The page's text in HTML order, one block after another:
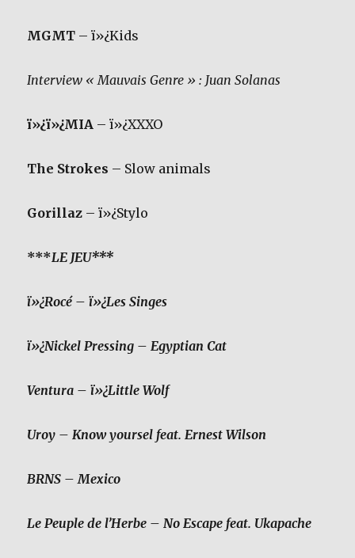
MGMT – ï»¿Kids
Interview « Mauvais Genre » : Juan Solanas
ï»¿ï»¿MIA – ï»¿XXXO
The Strokes – Slow animals
Gorillaz – ï»¿Stylo
***LE JEU***
ï»¿Rocé– ï»¿Les Singes
ï»¿Nickel Pressing – Egyptian Cat
Ventura – ï»¿Little Wolf
Uroy – Know yoursel feat. Ernest Wilson
BRNS – Mexico
Le Peuple de l’Herbe – No Escape feat. Ukapache